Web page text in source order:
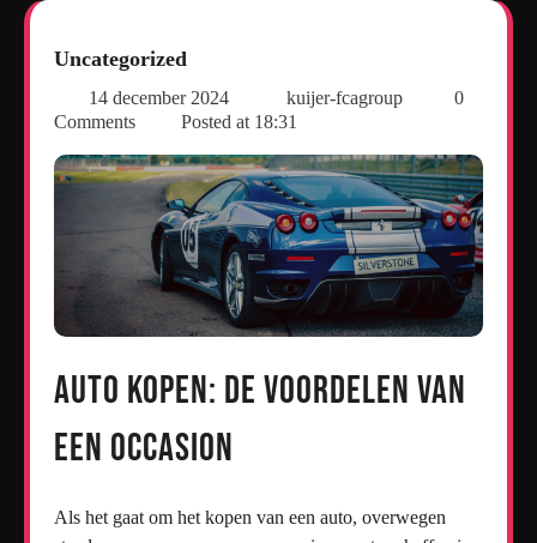
Uncategorized
14 december 2024 kuijer-fcagroup
0
Comments
Posted at 18:31
Auto Kopen: De Voordelen van
een Occasion
Als het gaat om het kopen van een auto, overwegen